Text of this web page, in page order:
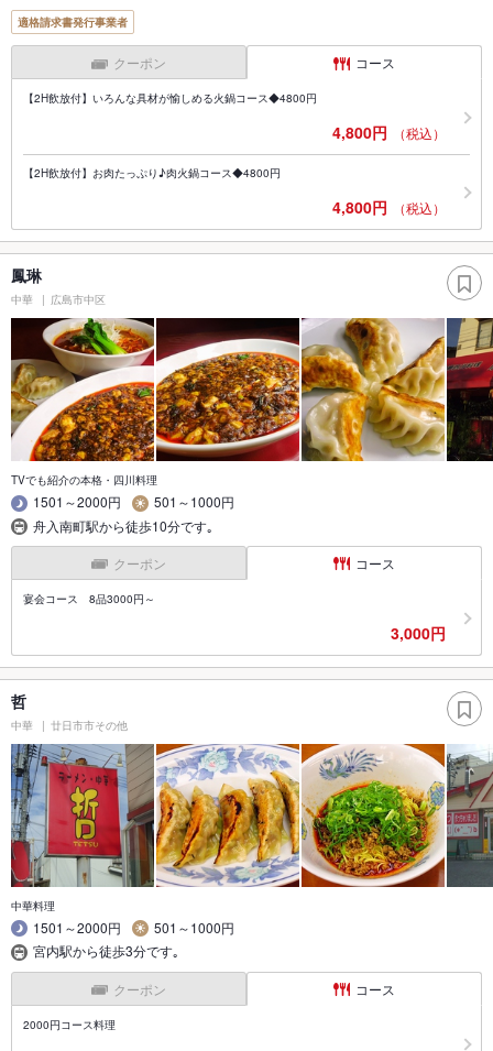
適格請求書発行事業者
クーポン コース
【2H飲放付】いろんな具材が愉しめる火鍋コース◆4800円
4,800円 （税込）
【2H飲放付】お肉たっぷり♪肉火鍋コース◆4800円
4,800円 （税込）
鳳琳
中華 広島市中区
TVでも紹介の本格・四川料理
1501～2000円
501～1000円
舟入南町駅から徒歩10分です｡
クーポン コース
宴会コース 8品3000円～
3,000円
哲
中華 廿日市市その他
中華料理
1501～2000円
501～1000円
宮内駅から徒歩3分です｡
クーポン コース
2000円コース料理